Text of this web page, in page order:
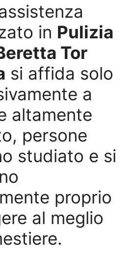
in Pulizia
Tor
si affida solo
a
altamente
persone
studiato e si
proprio
al meglio